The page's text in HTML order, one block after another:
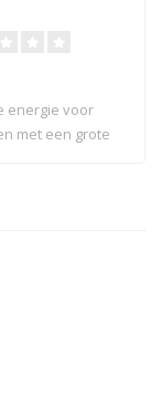
energie voor
met een grote